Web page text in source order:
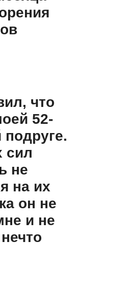
что
52-
сил
не
на их
он не
и не